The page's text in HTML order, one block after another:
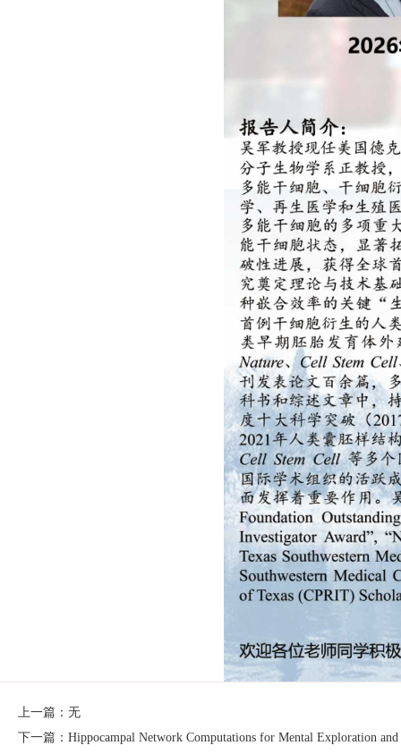
上一篇：无
下一篇：Hippocampal Network Computations for Mental Exploration